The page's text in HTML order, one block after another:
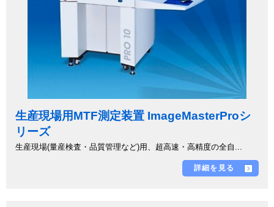
生産現場用MTF測定装置 ImageMasterProシ
リーズ
生産現場(量産検査・品質管理など)用、超高速・高精度の全自...
詳細を見る